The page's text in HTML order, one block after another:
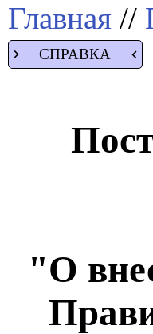
Главная //
СПРАВКА
"О